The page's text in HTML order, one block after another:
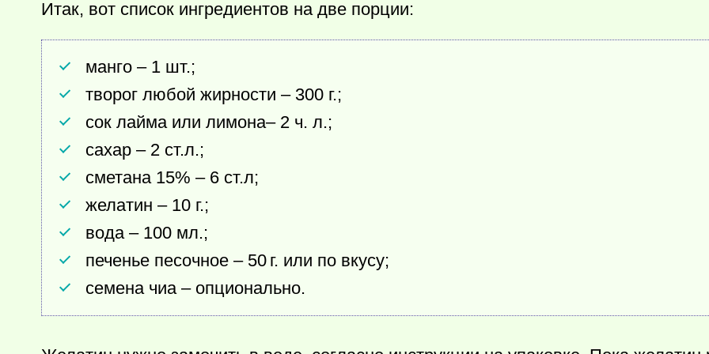
Итак, вот список ингредиентов на две порции:
манго – 1 шт.;
творог любой жирности – 300 г.;
сок лайма или лимона– 2 ч. л.;
сахар – 2 ст.л.;
сметана 15% – 6 ст.л;
желатин – 10 г.;
вода – 100 мл.;
печенье песочное – 50 г. или по вкусу;
семена чиа – опционально.